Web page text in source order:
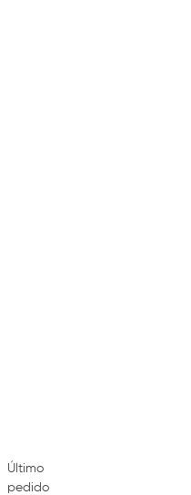
Último
pedido